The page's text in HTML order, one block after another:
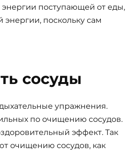
энергии поступающей от еды,
энергии, поскольку сам
сосуды
упражнения.
по очищению сосудов.
эффект. Так
очищению сосудов, как